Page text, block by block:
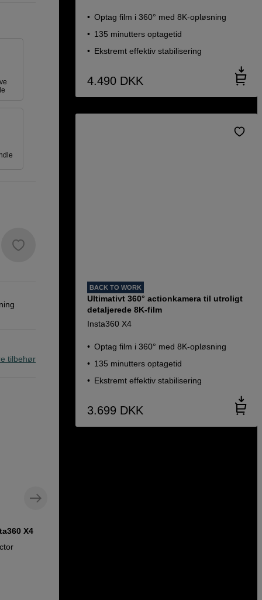
tilbehør
X4
Optag film i 360° med 8K-opløsning
135 minutters optagetid
Ekstremt effektiv stabilisering
4.490 DKK
BACK TO WORK
Ultimativt 360° actionkamera til utroligt
detaljerede 8K-film
Insta360 X4
Optag film i 360° med 8K-opløsning
135 minutters optagetid
Ekstremt effektiv stabilisering
3.699 DKK